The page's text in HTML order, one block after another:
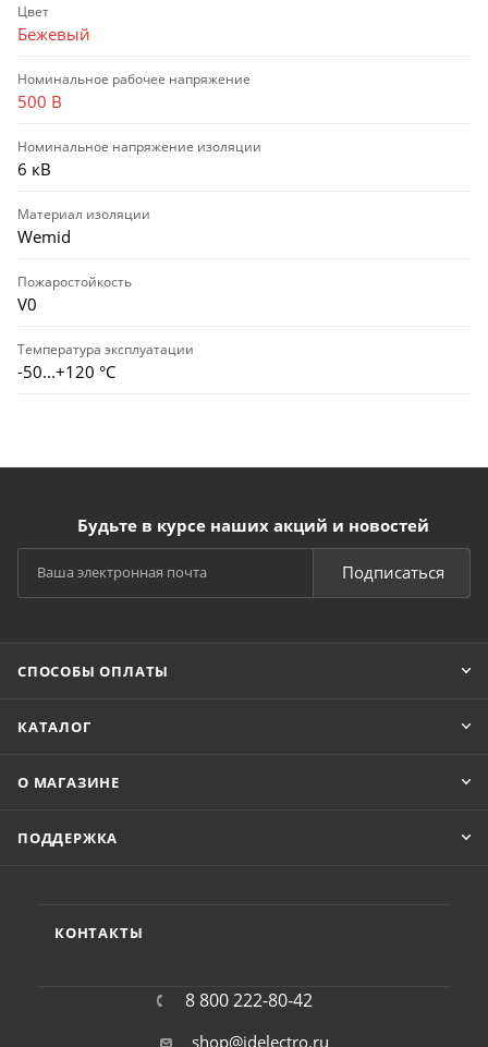
Цвет
Бежевый
Номинальное рабочее напряжение
500 В
Номинальное напряжение изоляции
6 кВ
Материал изоляции
Wemid
Пожаростойкость
V0
Температура эксплуатации
-50...+120 °C
Будьте в курсе наших акций и новостей
Подписаться
СПОСОБЫ ОПЛАТЫ
КАТАЛОГ
О МАГАЗИНЕ
ПОДДЕРЖКА
КОНТАКТЫ
8 800 222-80-42
shop@idelectro.ru